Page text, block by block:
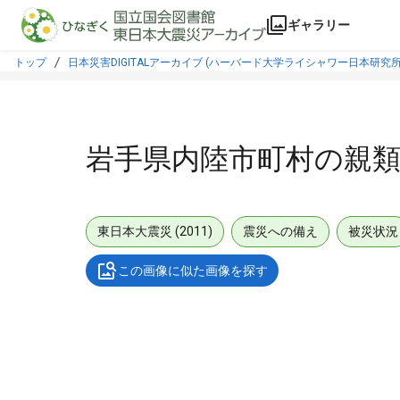
本文に飛ぶ
ギャラリー
トップ 日本災害DIGITALアーカイブ (ハーバード大学ライシャワー日本研究
岩手県内陸市町村の親
東日本大震災 (2011) 震災への備え 被災状況
この画像に似た画像を探す